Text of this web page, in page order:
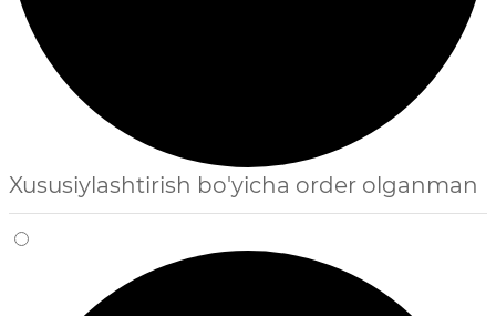
Xususiylashtirish bo'yicha order olganman